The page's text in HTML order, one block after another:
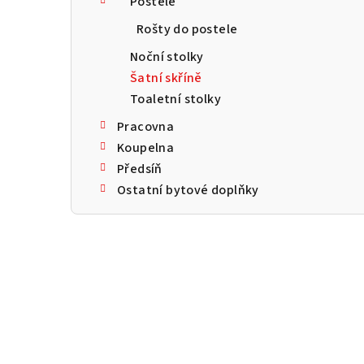
Rošty do postele
Noční stolky
Šatní skříně
Toaletní stolky
Pracovna
Koupelna
Předsíň
Ostatní bytové doplňky